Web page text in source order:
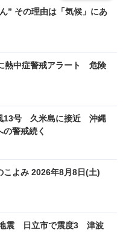
” その理由は「気候」にあ
熱中症警戒アラート 危険
13号 久米島に接近 沖縄
警戒続く
こよみ 2026年8月8日(土)
震 日立市で震度3 津波